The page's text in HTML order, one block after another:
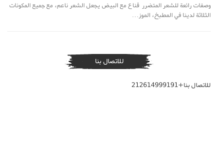
وصفات رائعة للشعر المتضرر قناع مع البيض يجعل الشعر ناعم، مع جميع المكونات
الثلاثة لدينا في المطبخ، الموز…
للاتصال بنا
للاتصال بنا+212614999191